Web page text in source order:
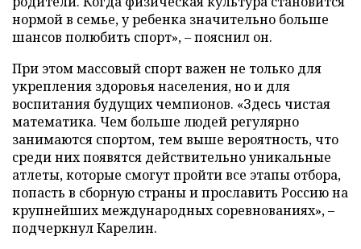
нормой в семье, у ребенка значительно больше
шансов полюбить спорт», – пояснил он.
При этом массовый спорт важен не только для
укрепления здоровья населения, но и для
воспитания будущих чемпионов. «Здесь чистая
математика. Чем больше людей регулярно
занимаются спортом, тем выше вероятность, что
среди них появятся действительно уникальные
атлеты, которые смогут пройти все этапы отбора,
попасть в сборную страны и прославить Россию на
крупнейших международных соревнованиях», –
подчеркнул Карелин.